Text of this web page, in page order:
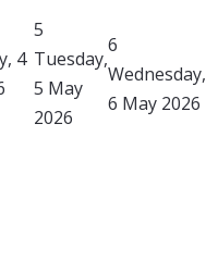
4
5
Tuesday,
5 May
2026
6
Wednesday,
6 May 2026